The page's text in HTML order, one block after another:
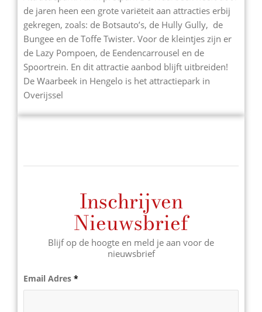
de jaren heen een grote variëteit aan attracties erbij
gekregen, zoals: de Botsauto’s, de Hully Gully, de
Bungee en de Toffe Twister. Voor de kleintjes zijn er
de Lazy Pompoen, de Eendencarrousel en de
Spoortrein. En dit attractie aanbod blijft uitbreiden!
De Waarbeek in Hengelo is het attractiepark in
Overijssel
Inschrijven
Nieuwsbrief
Blijf op de hoogte en meld je aan voor de
nieuwsbrief
Email Adres *